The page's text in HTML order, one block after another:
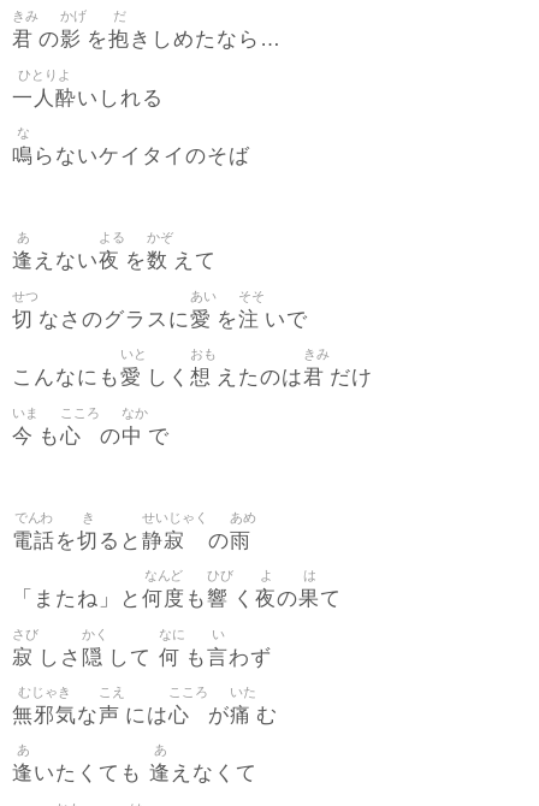
君
きみ
の影
かげ
を抱
だ
きしめたなら…
一人酔
ひとりよ
いしれる
鳴
な
らないケイタイのそば
逢
あ
えない夜
よる
を数
かぞ
えて
切
せつ
なさのグラスに愛
あい
を注
そそ
いで
こんなにも愛
いと
しく 想
おも
えたのは君
きみ
だけ
今
いま
も心
こころ
の中
なか
で
電話
でんわ
を切
き
ると 静寂
せいじゃく
の雨
あめ
「またね」と 何度
なんど
も響
ひび
く 夜
よ
の果
は
て
寂
さび
しさ 隠
かく
して 何
なに
も言
い
わず
無邪気
むじゃき
な声
こえ
には心
こころ
が痛
いた
む
逢
あ
いたくても 逢
あ
えなくて